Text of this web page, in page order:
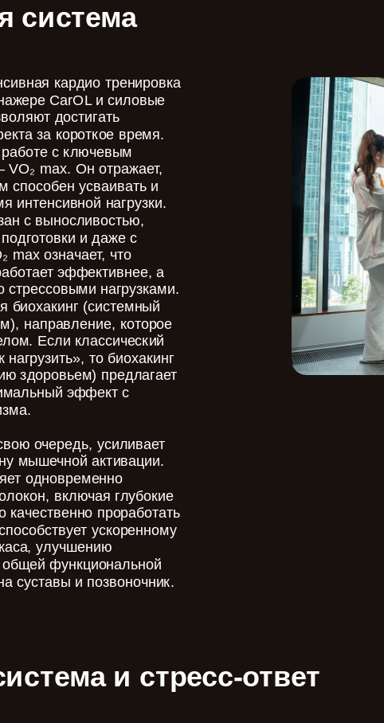
система
кардио тренировка
CarOL и силовые
достигать
за короткое время.
с ключевым
max. Он отражает,
способен усваивать и
интенсивной нагрузки.
с выносливостью,
и даже с
max означает, что
эффективнее, а
стрессовыми нагрузками.
биохакинг (системный
направление, которое
Если классический
то биохакинг
здоровьем) предлагает
эффект с
очередь, усиливает
мышечной активации.
одновременно
включая глубокие
проработать
ускоренному
улучшению
функциональной
суставы и позвоночник.
и стресс-ответ